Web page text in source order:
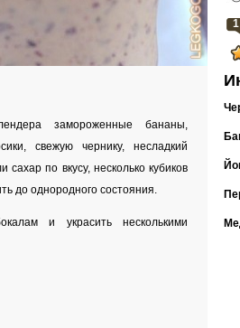
замороженные бананы,
свежую чернику, несладкий
сахар по вкусу, несколько кубиков
до однородного состояния.
и украсить несколькими
1